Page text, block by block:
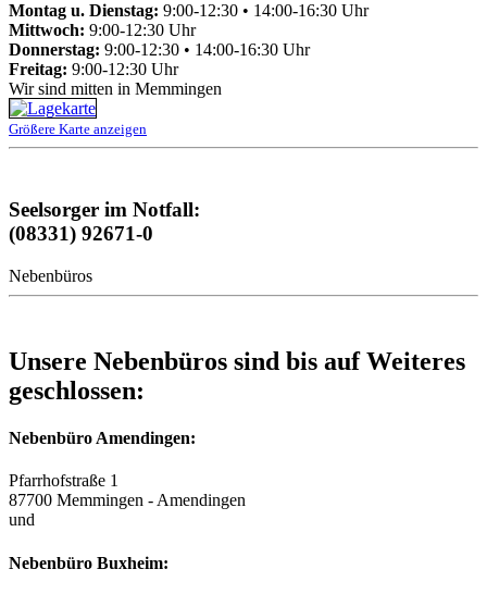
Montag u. Dienstag: 9:00-12:30 • 14:00-16:30 Uhr
Mittwoch: 9:00-12:30 Uhr
Donnerstag: 9:00-12:30 • 14:00-16:30 Uhr
Freitag: 9:00-12:30 Uhr
Wir sind mitten in Memmingen
Größere Karte anzeigen
Seelsorger im Notfall:
(08331) 92671-0
Nebenbüros
Unsere Nebenbüros sind bis auf Weiteres
geschlossen:
Nebenbüro Amendingen:
Pfarrhofstraße 1
87700 Memmingen - Amendingen
und
Nebenbüro Buxheim: